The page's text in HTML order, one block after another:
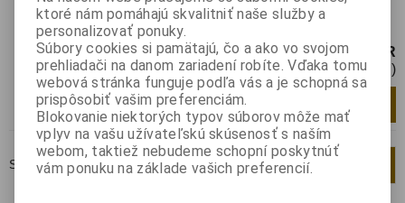
skutočného tovaru klikni na malý obrázok.
Pamäť EEPROM
4,90 EUR
3,99 EUR (Cena bez DPH)
ks Pridať do košíka
Strana1z1Celkom1záznamov
ktoré nám pomáhajú skvalitniť naše služby a
personalizovať ponuky.
Súbory cookies si pamätajú, čo a ako vo svojom
prehliadači na danom zariadení robíte. Vďaka tomu
webová stránka funguje podľa vás a je schopná sa
prispôsobiť vašim preferenciám.
Blokovanie niektorých typov súborov môže mať
vplyv na vašu užívateľskú skúsenosť s naším
webom, taktiež nebudeme schopní poskytnúť
vám ponuku na základe vašich preferencií.